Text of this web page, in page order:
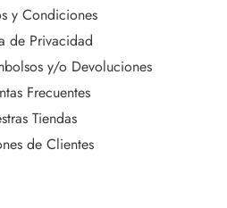
y Condiciones
de Privacidad
y/o Devoluciones
Frecuentes
Tiendas
de Clientes